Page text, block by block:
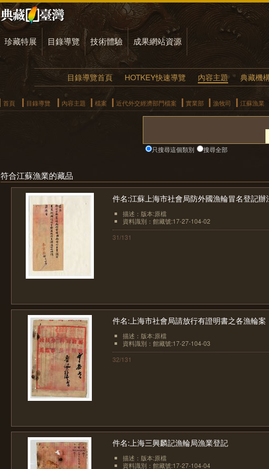
珍藏特展 目錄導覽 技術體驗 成果網站資源
目錄導覽首頁 HOTKEY快速導覽 內容主題 典藏機
首頁 目錄導覽 內容主題 檔案 近代外交經濟部門檔案 實業部 漁牧司 江蘇漁業
只搜尋這個類別 搜尋全部
符合江蘇漁業的藏品
件名:江蘇上海市社會局防外國漁輪冒名登記辦
描述：版本:原檔
資料識別：館藏號:17-27-104-02
31/131
件名:上海市社會局請放行有證明書之各漁輪案
描述：版本:原檔
資料識別：館藏號:17-27-104-03
32/131
件名:上海三興麟記漁輪局漁業登記
描述：版本:原檔
資料識別：館藏號:17-27-104-04